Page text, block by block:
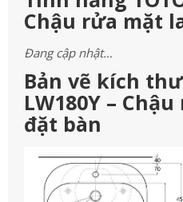
Chậu rửa mặt
Đang cập nhật…
Bản vẽ kích
LW180Y –
đặt bàn